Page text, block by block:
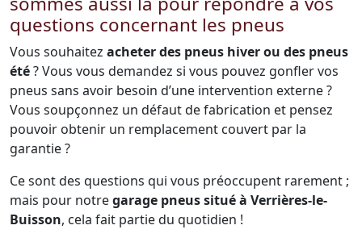
questions concernant les pneus
Vous souhaitez acheter des pneus hiver ou des pneus
été? Vous vous demandez si vous pouvez gonfler vos
pneus sans avoir besoin d’une intervention externe ?
Vous soupçonnez un défaut de fabrication et pensez
pouvoir obtenir un remplacement couvert par la
garantie ?
Ce sont des questions qui vous préoccupent rarement ;
mais pour notregarage pneus situé à Verrières-le-
Buisson, cela fait partie du quotidien !